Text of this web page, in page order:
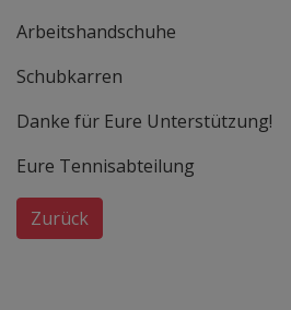
Zurück
Arbeitshandschuhe
Schubkarren
Danke für Eure Unterstützung!
Eure Tennisabteilung